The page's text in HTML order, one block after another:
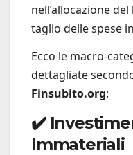
nell’allocazione
taglio delle spese
Ecco le macro-
dettagliate
Finsubito.org:
✔️
Immateriali